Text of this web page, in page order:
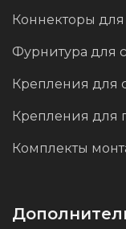
Коннекторы для
Фурнитура для
Крепления для
Крепления для
Комплекты